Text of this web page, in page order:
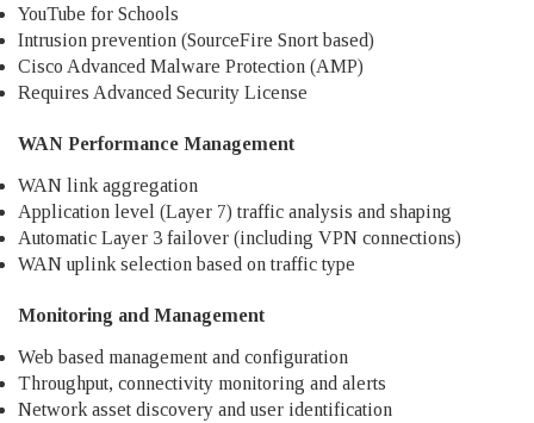
YouTube for Schools
Intrusion prevention (SourceFire Snort based)
Cisco Advanced Malware Protection (AMP)
Requires Advanced Security License
WAN Performance Management
WAN link aggregation
Application level (Layer 7) traffic analysis and shaping
Automatic Layer 3 failover (including VPN connections)
WAN uplink selection based on traffic type
Monitoring and Management
Web based management and configuration
Throughput, connectivity monitoring and alerts
Network asset discovery and user identification